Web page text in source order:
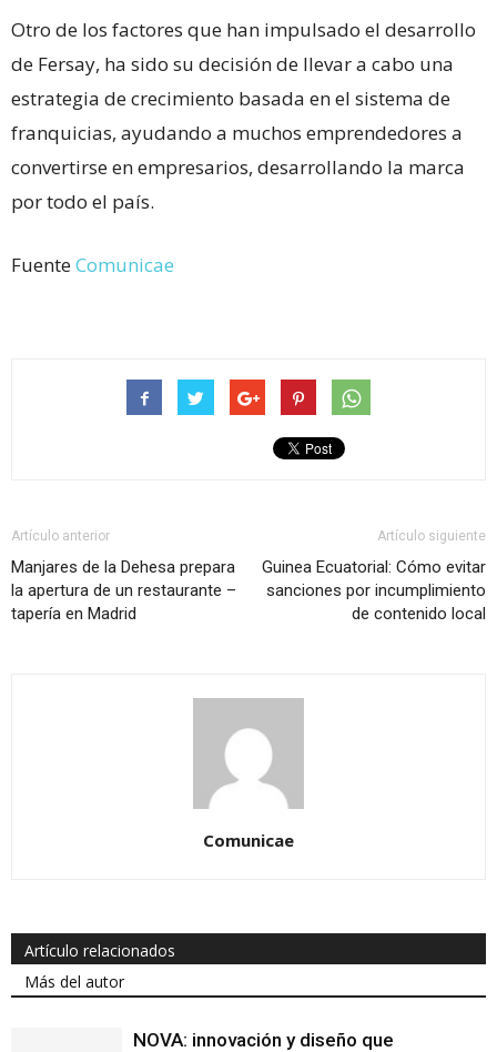
Otro de los factores que han impulsado el desarrollo
de Fersay, ha sido su decisión de llevar a cabo una
estrategia de crecimiento basada en el sistema de
franquicias, ayudando a muchos emprendedores a
convertirse en empresarios, desarrollando la marca
por todo el país.
FuenteComunicae
Artículo anterior
Manjares de la Dehesa prepara
la apertura de un restaurante –
tapería en Madrid
Artículo siguiente
Guinea Ecuatorial: Cómo evitar
sanciones por incumplimiento
de contenido local
Comunicae
Artículo relacionados
Más del autor
NOVA: innovación y diseño que